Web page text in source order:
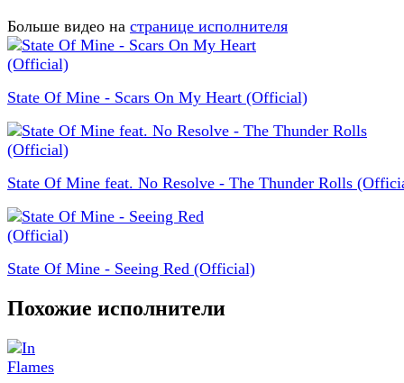
Больше видео на странице исполнителя
State Of Mine - Scars On My Heart (Official)
State Of Mine feat. No Resolve - The Thunder Rolls
State Of Mine - Seeing Red (Official)
Похожие исполнители